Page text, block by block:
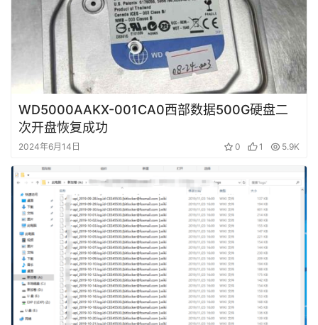
WD5000AAKX-001CA0西部数据500G硬盘二
次开盘恢复成功
2024年6月14日 0 1 5.9K